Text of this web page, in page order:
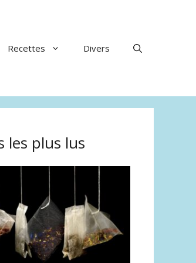
Recettes Divers
les plus lus